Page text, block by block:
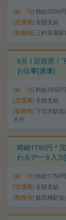
給 与 時給2000
交通費 全額支給
勤務地 三軒茶屋
9月！区役所！
お仕事[派遣]
給 与 時給1650
交通費 全額支給
勤務地 下北沢駅
８分
時給1750円＊
わるデータ入
給 与 時給1750円
交通費 全額支給
勤務地 飯田橋駅